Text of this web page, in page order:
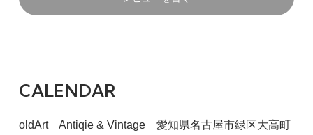
CALENDAR
oldArt Antiqie & Vintage 愛知県名古屋市緑区大高町